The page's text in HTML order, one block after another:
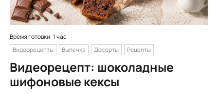
Время готовки: 1 час
Видеорецепты
Выпечка Десерты Рецепты
Видеорецепт: шоколадные
шифоновые кексы